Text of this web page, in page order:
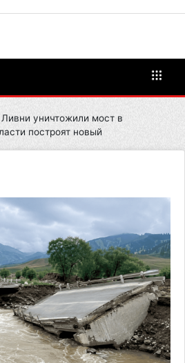
уничтожили мост в
построят новый